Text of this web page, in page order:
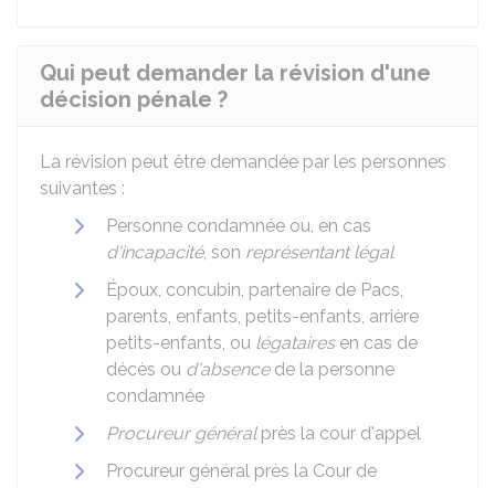
Qui peut demander la révision d'une
décision pénale ?
La révision peut être demandée par les personnes
suivantes :
Personne condamnée ou, en cas
d'incapacité, son représentant légal
Époux, concubin, partenaire de Pacs,
parents, enfants, petits-enfants, arrière
petits-enfants, ou légatairesen cas de
décès ou d'absencede la personne
condamnée
Procureur généralprès la cour d'appel
Procureur général près la Cour de